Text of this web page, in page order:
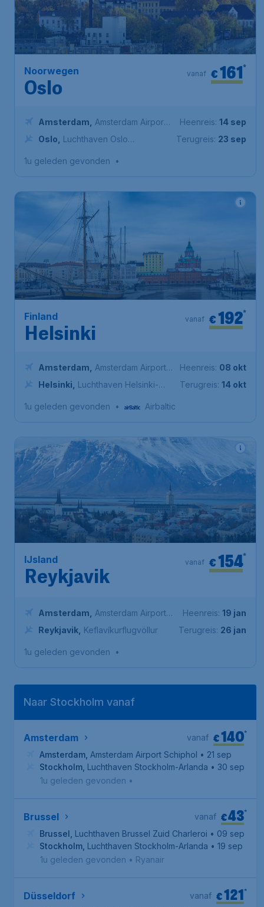
Noorwegen
Oslo
€161*
vanaf
Amsterdam
Amsterdam Airport
Schiphol
Oslo
Luchthaven Oslo
Heenreis: 14 sep
Terugreis: 23 sep
1u geleden gevonden •
Finland
Helsinki
€192*
vanaf
Amsterdam
Amsterdam Airport
Schiphol
Helsinki
Luchthaven Helsinki-
Heenreis: 08 okt
Terugreis: 14 okt
1u geleden gevonden • Airbaltic
IJsland
Reykjavik
€154*
vanaf
Amsterdam
Amsterdam Airport
Schiphol
Reykjavik Keflavíkurflugvöllur
Heenreis: 19 jan
Terugreis: 26 jan
1u geleden gevonden •
Naar Stockholm vanaf
Amsterdam €140*
vanaf
Amsterdam Amsterdam Airport Schiphol • 21 sep
Stockholm Luchthaven Stockholm-Arlanda • 30 sep
1u geleden gevonden •
Brussel €43*
vanaf
Brussel Luchthaven Brussel Zuid Charleroi • 09 sep
Stockholm Luchthaven Stockholm-Arlanda • 19 sep
1u geleden gevonden • Ryanair
Düsseldorf €121*
vanaf